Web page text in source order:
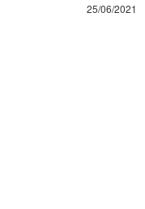
25/06/2021